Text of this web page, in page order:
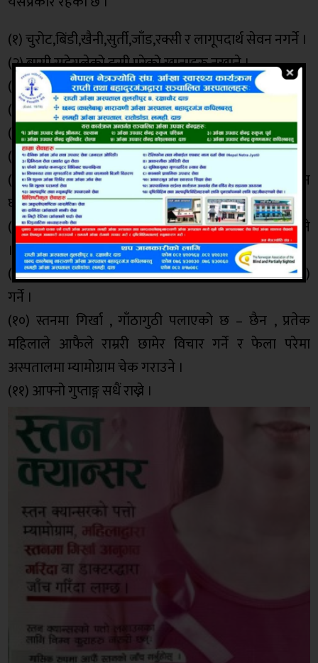
(१) चुरोट,बिंडी,खैनी,सुर्ती,जाँड,रक्सी र लागूपदार्थ सेवन नगर्ने ।
(२) बासी सडेगलेको ढुसी परेको खानाहरु नखाने ।
(३) पोलेर डढेको मासु र अन्य खानेकुरा नखाने
(४) अखाद्य रंग प्रयोग गरिएको खानेकुरा नखाने ।
(५) चिल्लो बोसोयुक्त खानेकुराहरु र धेरै नुन नखाने ।
(६) धूलो , धुवाँ र वातावरणीय प्रदूषणबाट जोगिने ।
(७) नियमित शारीरिक व्यायम गर्ने र अनावश्यक मोटोपन
घटाउने ।
(८) मौसम अनुसारको हरियो सागपात तरकारी र फलफूल खाने
।
(९) महिलाहरुले आफ्नो गर्भाशय स्राव परिक्षण (Pap Smear)
गर्ने ।
(१०) स्तनमा गिर्खा , गाँठागुठी पलाएको छ – छैन , प्रतेक
महिलाले आफैले राम्ररी छामेर विचार गर्ने र फेला परेमा
अस्पतालमा म्यामोग्राम चेक गराउने ।
(११) आफ्नो गुप्ताङ्ग सधैं राख्ने ।